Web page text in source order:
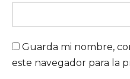
Guarda mi nombre,
este navegador para la